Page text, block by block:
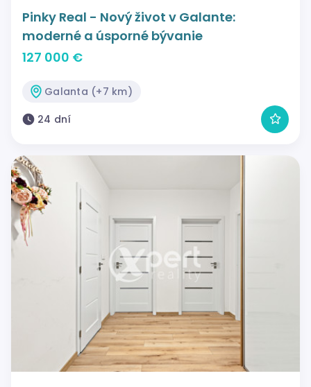
Pinky Real - Nový život v Galante:
moderné a úsporné bývanie
127 000 €
Galanta (+7 km)
24 dní